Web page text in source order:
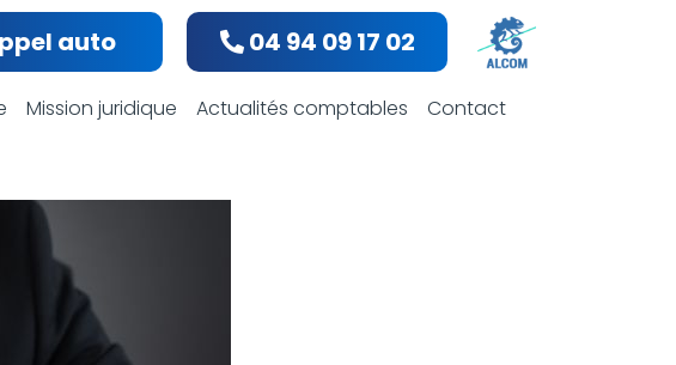
auto 04 94 09 17 02
Mission juridique Actualités comptables Contact